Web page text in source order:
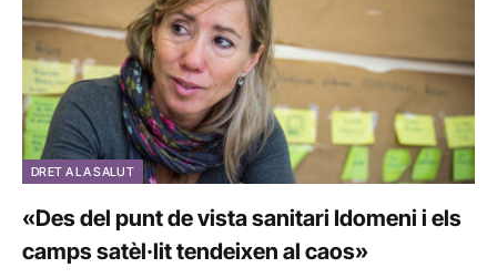
DRET A LA SALUT
«Des del punt de vista sanitari Idomeni i els
camps satèl·lit tendeixen al caos»